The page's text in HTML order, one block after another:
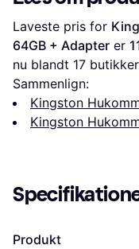
+Adapter
Laveste pris for
64GB + Adapter er
nu blandt 17
Sammenlign:
Kingston
Kingston
Produkt